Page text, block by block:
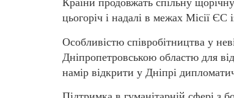
цьогоріч і надалі в межах Місії
Особливістю співробітництва у
Дніпропетровською областю для
намір відкрити у Дніпрі